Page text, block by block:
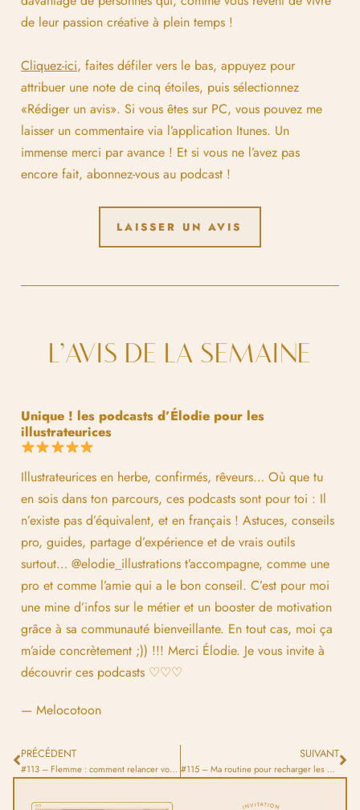
de leur passion créative à plein temps !
Cliquez-ici, faites défiler vers le bas, appuyez pour
attribuer une note de cinq étoiles, puis sélectionnez
«Rédiger un avis». Si vous êtes sur PC, vous pouvez me
laisser un commentaire via l’application Itunes. Un
immense merci par avance ! Et si vous ne l’avez pas
encore fait, abonnez-vous au podcast !
LAISSER UN AVIS
L’AVIS DE LA SEMAINE
Unique ! les podcasts d’Élodie pour les
illustrateurices
Illustrateurices en herbe, confirmés, rêveurs… Où que tu
en sois dans ton parcours, ces podcasts sont pour toi : Il
n’existe pas d’équivalent, et en français ! Astuces, conseils
pro, guides, partage d’expérience et de vrais outils
surtout… @elodie_illustrations t’accompagne, comme une
pro et comme l’amie qui a le bon conseil. C’est pour moi
une mine d’infos sur le métier et un booster de motivation
grâce à sa communauté bienveillante. En tout cas, moi ça
m’aide concrètement ;)) !!! Merci Élodie. Je vous invite à
découvrir ces podcasts ♡♡♡
— Melocotoon
PRÉCÉDENT
#113 – Flemme : comment relancer votre élan créatif
SUIVANT
#115 – Ma routine pour recharger les batteries à fond pendant les fêtes